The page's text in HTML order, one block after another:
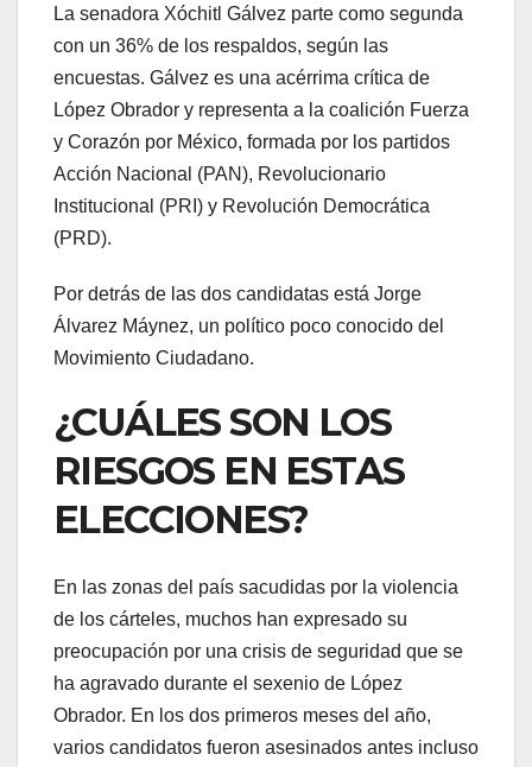
La senadora Xóchitl Gálvez parte como segunda
con un 36% de los respaldos, según las
encuestas. Gálvez es una acérrima crítica de
López Obrador y representa a la coalición Fuerza
y Corazón por México, formada por los partidos
Acción Nacional (PAN), Revolucionario
Institucional (PRI) y Revolución Democrática
(PRD).
Por detrás de las dos candidatas está Jorge
Álvarez Máynez, un político poco conocido del
Movimiento Ciudadano.
¿CUÁLES SON LOS
RIESGOS EN ESTAS
ELECCIONES?
En las zonas del país sacudidas por la violencia
de los cárteles, muchos han expresado su
preocupación por una crisis de seguridad que se
ha agravado durante el sexenio de López
Obrador. En los dos primeros meses del año,
varios candidatos fueron asesinados antes incluso